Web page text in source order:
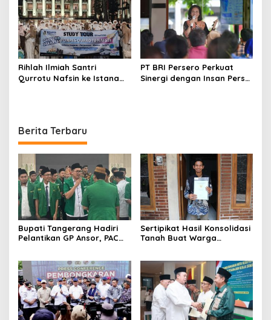
Nasional dari Desa
Rihlah Ilmiah Santri
Qurrotu Nafsin ke Istana
PT BRI Persero Perkuat
Sinergi dengan Insan Pers
Berita Terbaru
Bupati Tangerang Hadiri
Pelantikan GP Ansor, PAC
Sertipikat Hasil Konsolidasi
Tanah Buat Warga
Ekonomi dan Kurangi
Kesenjangan Sosial